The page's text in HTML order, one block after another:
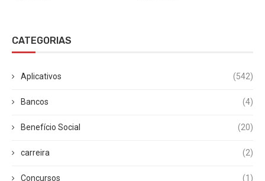
CATEGORIAS
Aplicativos (542)
Bancos (4)
Benefício Social (20)
carreira (2)
Concursos (1)